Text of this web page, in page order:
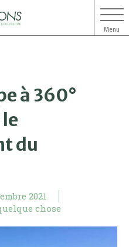
Menu
à 360°
du
2021
chose